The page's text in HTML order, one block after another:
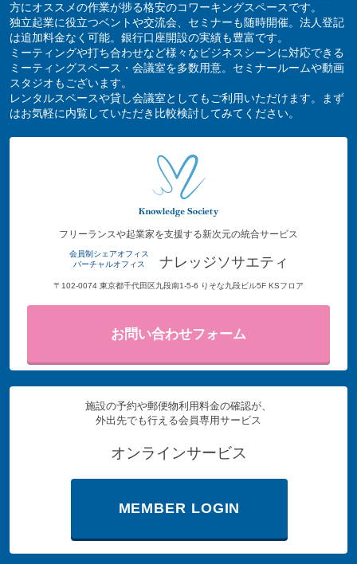
方にオススメの作業が捗る格安のコワーキングスペースです。
独立起業に役立つベントや交流会、セミナーも随時開催。法人登記
は追加料金なく可能。銀行口座開設の実績も豊富です。
ミーティングや打ち合わせなど様々なビジネスシーンに対応できる
ミーティングスペース・会議室を多数用意。セミナールームや動画
スタジオもございます。
レンタルスペースや貸し会議室としてもご利用いただけます。まず
はお気軽に内覧していただき比較検討してみてください。
フリーランスや起業家を支援する新次元の統合サービス
会員制シェアオフィス
バーチャルオフィス
ナレッジソサエティ
〒102-0074 東京都千代田区九段南1-5-6 りそな九段ビル5F KSフロア
お問い合わせフォーム
施設の予約や郵便物利用料金の確認が、
外出先でも行える会員専用サービス
オンラインサービス
MEMBER LOGIN